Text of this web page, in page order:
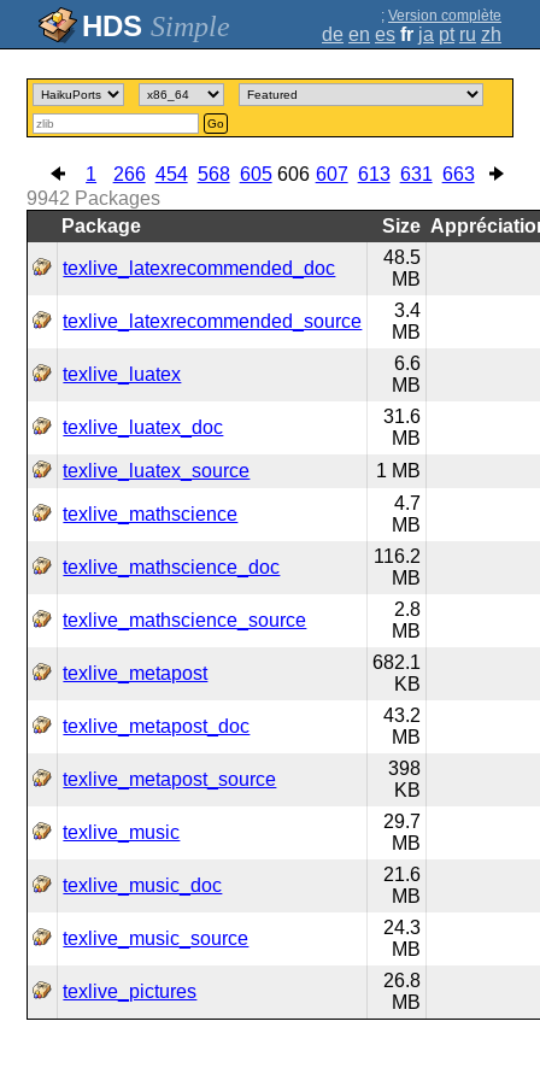
Simple ; Version complète
de en es fr ja pt ru zh
Go
1 266 454 568 605 606 607 613 631 663
9942 Packages
Package
Size
texlive_latexrecommended_doc
48.5
MB
texlive_latexrecommended_source
3.4
MB
texlive_luatex
6.6
MB
texlive_luatex_doc
31.6
MB
texlive_luatex_source
1 MB
texlive_mathscience
4.7
MB
texlive_mathscience_doc
116.2
MB
texlive_mathscience_source
2.8
MB
texlive_metapost
682.1
KB
texlive_metapost_doc
43.2
MB
texlive_metapost_source
398
KB
texlive_music
29.7
MB
texlive_music_doc
21.6
MB
texlive_music_source
24.3
MB
texlive_pictures
26.8
MB